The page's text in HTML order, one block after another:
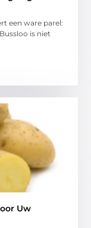
een ware parel:
is niet
Uw